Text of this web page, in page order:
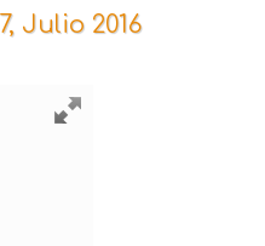
Julio 2016